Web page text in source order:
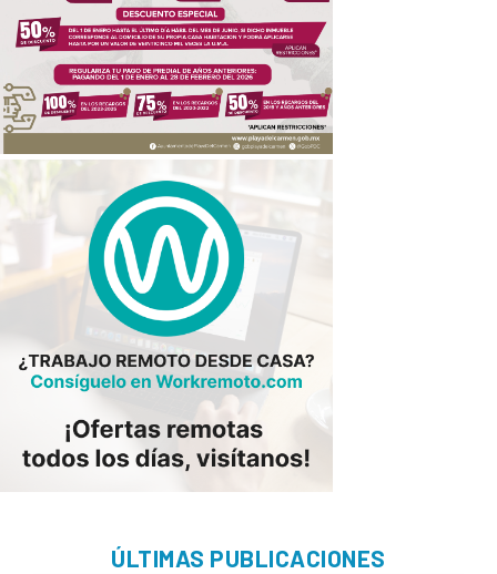
ÚLTIMAS PUBLICACIONES